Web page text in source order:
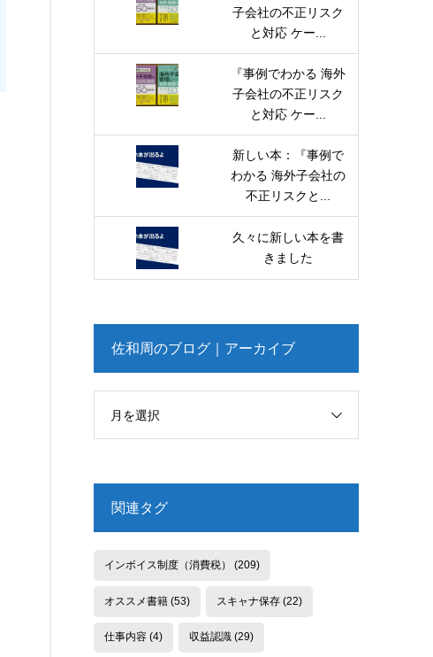
子会社の不正リスク
と対応 ケー...
『事例でわかる 海外
子会社の不正リスク
と対応 ケー...
新しい本：『事例で
わかる 海外子会社の
不正リスクと...
久々に新しい本を書
きました
佐和周のブログ｜アーカイブ
月を選択
関連タグ
インボイス制度（消費税） (209)
オススメ書籍(53) スキャナ保存(22)
仕事内容(4) 収益認識(29)